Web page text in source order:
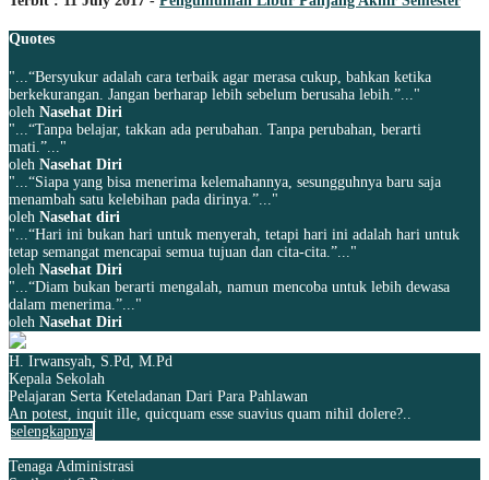
Quotes
"...“Bersyukur adalah cara terbaik agar merasa cukup, bahkan ketika
berkekurangan. Jangan berharap lebih sebelum berusaha lebih.”..."
oleh Nasehat Diri
"...“Tanpa belajar, takkan ada perubahan. Tanpa perubahan, berarti
mati.”..."
oleh Nasehat Diri
"...“Siapa yang bisa menerima kelemahannya, sesungguhnya baru saja
menambah satu kelebihan pada dirinya.”..."
oleh Nasehat diri
"...“Hari ini bukan hari untuk menyerah, tetapi hari ini adalah hari untuk
tetap semangat mencapai semua tujuan dan cita-cita.”..."
oleh Nasehat Diri
"...“Diam bukan berarti mengalah, namun mencoba untuk lebih dewasa
dalam menerima.”..."
oleh Nasehat Diri
H. Irwansyah, S.Pd, M.Pd
Kepala Sekolah
Pelajaran Serta Keteladanan Dari Para Pahlawan
An potest, inquit ille, quicquam esse suavius quam nihil dolere?..
selengkapnya
Tenaga Administrasi